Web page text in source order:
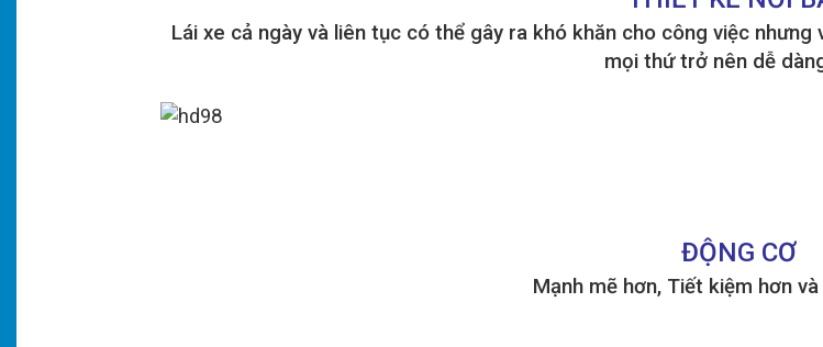
Lái xe cả ngày và liên tục có thể gây ra khó khăn cho công việc
mọi thứ trở nên dễ
ĐỘNG CƠ
Mạnh mẽ hơn, Tiết kiệm hơn